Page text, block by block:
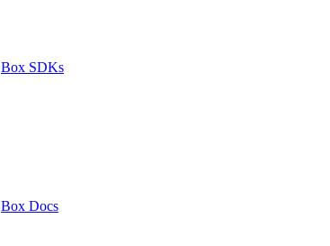
Box SDKs
Box Docs